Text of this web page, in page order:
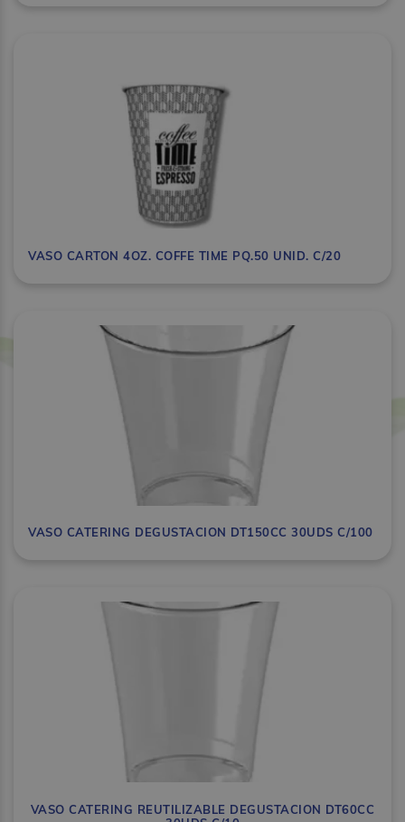
VASO CARTON 4OZ. COFFE TIME PQ.50 UNID. C/20
VASO CATERING DEGUSTACION DT150CC 30UDS C/100
VASO CATERING REUTILIZABLE DEGUSTACION DT60CC